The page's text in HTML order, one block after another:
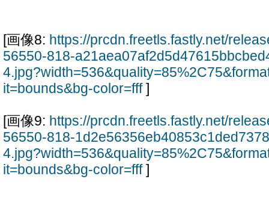
[画像8: https://prcdn.freetls.fastly.net/
56550-818-
it=bounds&bg-color=fff]
[画像9: https://prcdn.freetls.fastly.net/
56550-818-
it=bounds&bg-color=fff]